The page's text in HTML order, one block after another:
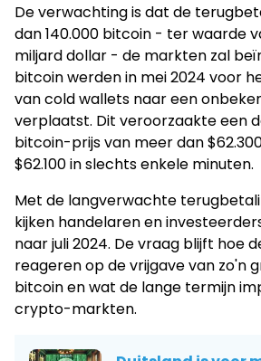
De verwachting is dat de
dan 140.000 bitcoin - ter waarde
miljard dollar - de markten zal
bitcoin werden in mei 2024 voor
van cold wallets naar een
verplaatst. Dit veroorzaakte een
bitcoin-prijs van meer dan
$62.100 in slechts enkele minuten.
Met de langverwachte
kijken handelaren en
naar juli 2024. De vraag blijft hoe
reageren op de vrijgave van zo'n
bitcoin en wat de lange termijn
crypto-markten.